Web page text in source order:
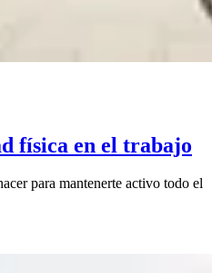
física en el trabajo
para mantenerte activo todo el